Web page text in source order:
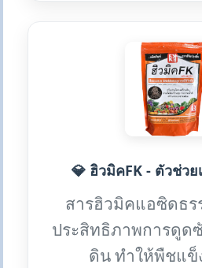
💎 ฮิวมิคFK - ตัวช่ว
สารฮิวมิคแอซิดธร
ประสิทธิภาพการดูด
ดิน ทำให้พืชแข็